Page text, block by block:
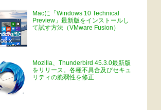
Macに「Windows 10 Technical
Preview」最新版をインストールし
て試す方法（VMware Fusion）
Mozilla、Thunderbird 45.3.0最新版
をリリース。各種不具合及びセキュ
リティの脆弱性を修正